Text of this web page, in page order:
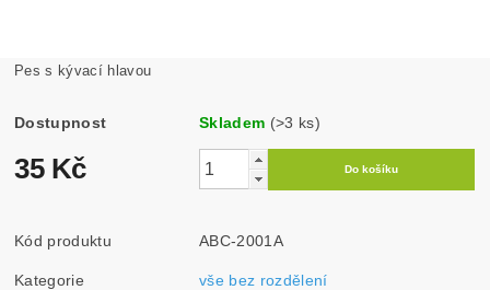
Pes s kývací hlavou
Dostupnost Skladem (>3 ks)
35 Kč
Kód produktu ABC-2001A
Kategorie vše bez rozdělení